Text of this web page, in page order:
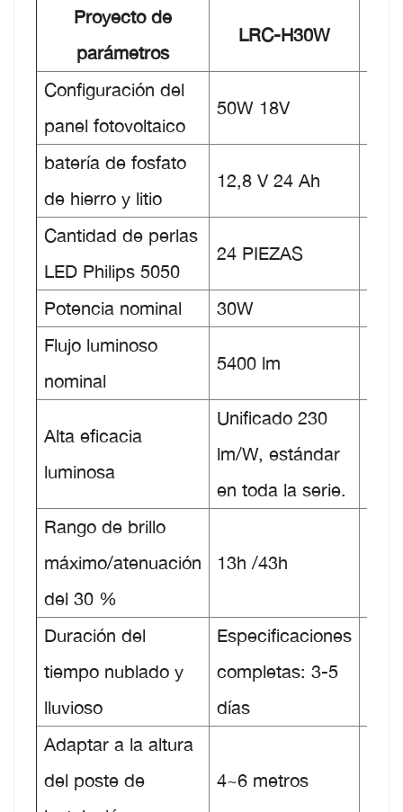
Proyecto de
parámetros
LRC-H30W
Configuración del
panel fotovoltaico
50W 18V
batería de fosfato
de hierro y litio
12,8 V 24 Ah
Cantidad de perlas
LED Philips 5050
24 PIEZAS
Potencia nominal
30W
Flujo luminoso
nominal
5400 lm
Alta eficacia
luminosa
Unificado 230
lm/W, estándar
en toda la serie.
Rango de brillo
máximo/atenuación
del 30 %
13h /43h
Duración del
tiempo nublado y
lluvioso
Especificaciones
completas: 3-5
días
Adaptar a la altura
del poste de
4~6 metros